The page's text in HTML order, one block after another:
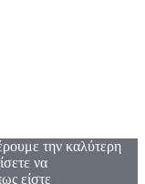
την καλύτερη
να
είστε